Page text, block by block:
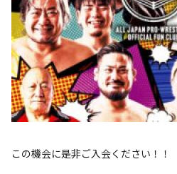
この機会に是非ご入会ください！！